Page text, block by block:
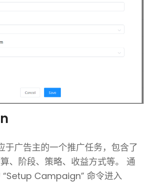
广告主的一个推广任务，包含了
、阶段、策略、收益方式等。
通
“Setup Campaign” 命令进入